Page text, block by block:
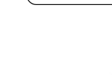
oli:
on: